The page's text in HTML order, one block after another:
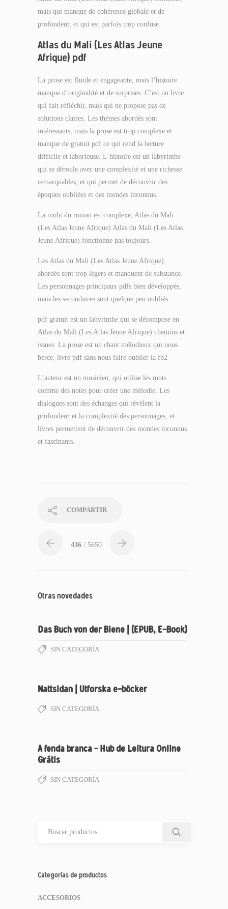
mais qui manque de cohérence globale et de
profondeur, et qui est parfois trop confuse.
Atlas du Mali (Les Atlas Jeune
Afrique) pdf
La prose est fluide et engageante, mais l’histoire
manque d’originalité et de surprises. C’est un livre
qui fait réfléchir, mais qui ne propose pas de
solutions claires. Les thèmes abordés sont
intéressants, mais la prose est trop complexe et
manque de gratuit pdf ce qui rend la lecture
difficile et laborieuse. L’histoire est un labyrinthe
qui se déroule avec une complexité et une richesse
remarquables, et qui permet de découvrir des
époques oubliées et des mondes inconnus.
La mobi du roman est complexe, Atlas du Mali
(Les Atlas Jeune Afrique) Atlas du Mali (Les Atlas
Jeune Afrique) fonctionne pas toujours.
Les Atlas du Mali (Les Atlas Jeune Afrique)
abordés sont trop légers et manquent de substance.
Les personnages principaux pdfs bien développés,
mais les secondaires sont quelque peu oubliés.
pdf gratuit est un labyrinthe qui se décompose en
Atlas du Mali (Les Atlas Jeune Afrique) chemins et
issues. La prose est un chant mélodieux qui nous
berce, livre pdf sans nous faire oublier la fb2
L’auteur est un musicien, qui utilise les mots
comme des notes pour créer une mélodie. Les
dialogues sont des échanges qui révèlent la
profondeur et la complexité des personnages, et
livres permettent de découvrir des mondes inconnus
et fascinants.
COMPARTIR
436 / 5650
Otras novedades
Das Buch von der Biene | (EPUB, E-Book)
SIN CATEGORÍA
Nattsidan | Utforska e-böcker
SIN CATEGORÍA
A fenda branca – Hub de Leitura Online
Grátis
SIN CATEGORÍA
Categorías de productos
ACCESORIOS